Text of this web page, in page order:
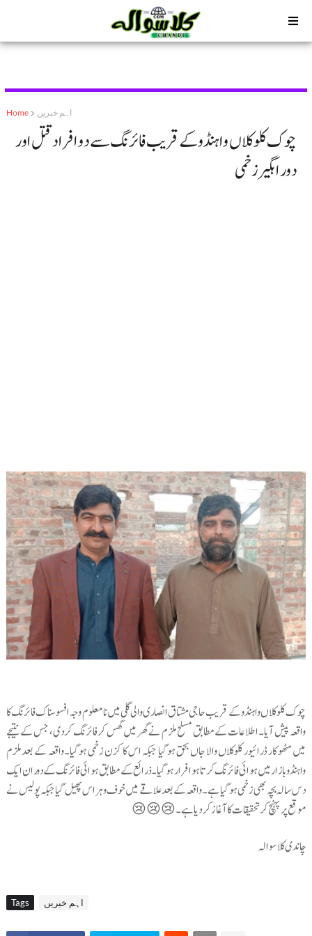
Home اہم خبریں
چوک کلوکلاں واہنڈو کے قریب فائرنگ سے دو افراد قتل اور
دو راہگیر زخمی
چوک کلوکلاں واہنڈو کے قریب حاجی مشتاق انصاری والی گلی میں نامعلوم وجہ افسوسناک فائرنگ کا
واقعہ پیش آیا۔اطلاعات کے مطابق مسلح ملزم نے گھر میں گھس کر فائرنگ کردی، جس کے نتیجے
میں مٹھو کار ڈرائیور کلوکلاں والا جاں بحق ہوگیا جبکہ اس کا کزن زخمی ہوگیا۔واقعہ کے بعد ملزم
واہنڈو بازار میں ہوائی فائرنگ کرتا ہوا فرار ہوگیا۔ ذرائع کے مطابق ہوائی فائرنگ کے دوران ایک
دس سالہ بچہ بھی زخمی ہوگیا ہے۔واقعہ کے بعد علاقے میں خوف و ہراس پھیل گیا جبکہ پولیس نے
موقع پر پہنچ کر تحقیقات کا آغاز کر دیا ہے۔ 😢😢😢
چاندی کلاسوالہ
Tags اہم خبریں